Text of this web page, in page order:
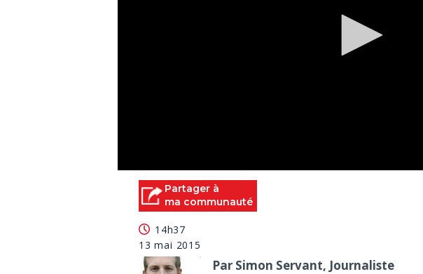
seconds
90%
Partager à
ma communauté
14h37
13 mai 2015
Par Simon Servant, Journaliste